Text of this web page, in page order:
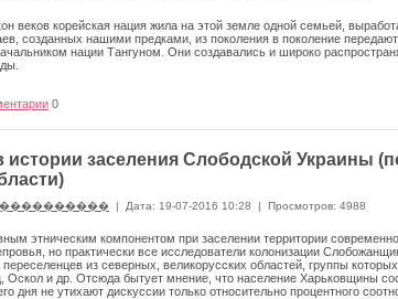
веков корейская нация жила на этой земле одной семьей,
созданных нашими предками, из поколения в поколение
нации Тангуном. Они создавались и широко
0
заселения Слободской Украины
���������� | Дата: 19-07-2016 10:28 | Просмотров: 4988
этническим компонентом при заселении территории
но практи­чески все исследователи колонизации
переселенцев из северных, великорусских областей, группы
Оскол и др. Отсюда бытует мнение, что население Харьковщины
дня не утихают дискуссии только относитель­но процентного